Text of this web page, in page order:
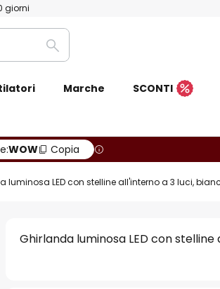
giorni
Ricerca
Marche SCONTI
WOW Copia
luminosa LED con stelline all'interno a 3 luci,
Ghirlanda luminosa LED con